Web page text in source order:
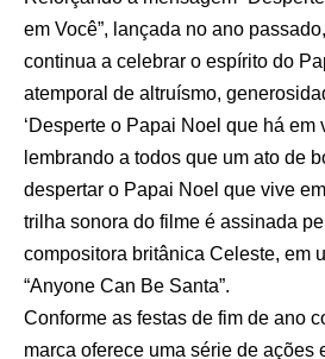
em Você”, lançada no ano
continua a celebrar o espírito do
atemporal de altruísmo,
‘Desperte o Papai Noel que há em
lembrando a todos que um ato de
despertar o Papai Noel que vive
trilha sonora do filme é assinada
compositora britânica Celeste, em
“Anyone Can Be Santa”.
Conforme as festas de fim de ano
marca oferece uma série de ações